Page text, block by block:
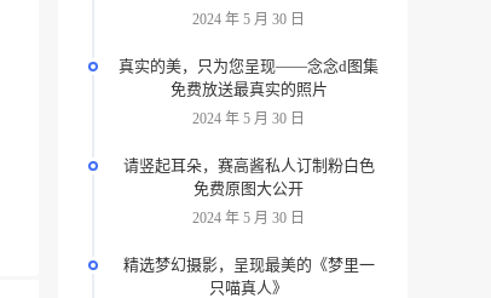
2024 年 5 月 30 日
真实的美，只为您呈现——念念d图集
免费放送最真实的照片
2024 年 5 月 30 日
请竖起耳朵，赛高酱私人订制粉白色
免费原图大公开
2024 年 5 月 30 日
精选梦幻摄影，呈现最美的《梦里一
只喵真人》